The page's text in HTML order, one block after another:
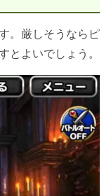
。厳しそうならピ
とよいでしょう。